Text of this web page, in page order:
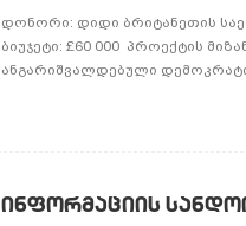
დონორი: დიდი ბრიტანეთის
ბიუჯეტი: £60 000 პროექტის
ანგარიშვალდებული
ინფორმაციის